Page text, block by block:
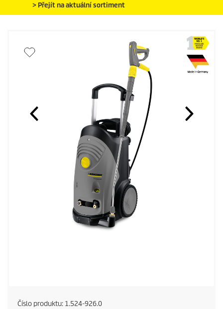
> Přejít na aktuální sortiment
Číslo produktu: 1.524-926.0